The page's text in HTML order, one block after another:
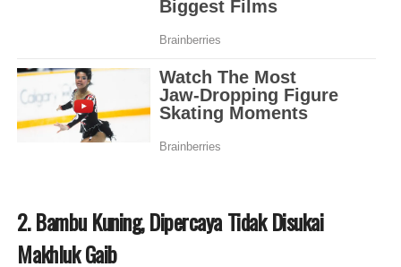
2. Bambu Kuning, Dipercaya Tidak Disukai
Makhluk Gaib